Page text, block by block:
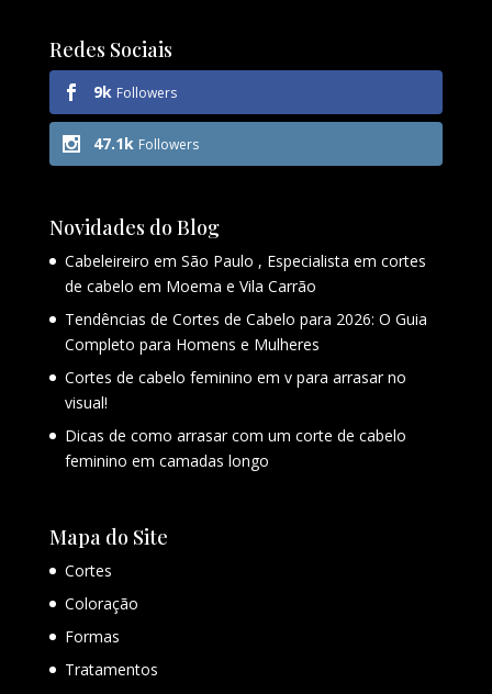
Redes Sociais
9k Followers
47.1k Followers
Novidades do Blog
Cabeleireiro em São Paulo , Especialista em cortes
de cabelo em Moema e Vila Carrão
Tendências de Cortes de Cabelo para 2026: O Guia
Completo para Homens e Mulheres
Cortes de cabelo feminino em v para arrasar no
visual!
Dicas de como arrasar com um corte de cabelo
feminino em camadas longo
Mapa do Site
Cortes
Coloração
Formas
Tratamentos